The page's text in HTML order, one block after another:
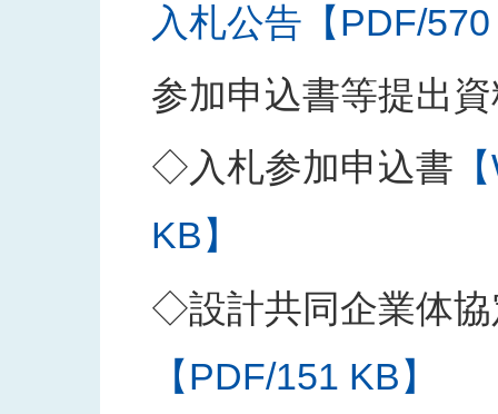
入札公告【PDF/
参加申込書等提出
◇入札参加申込書
KB】
◇設計共同企業体協
【PDF/151 KB】